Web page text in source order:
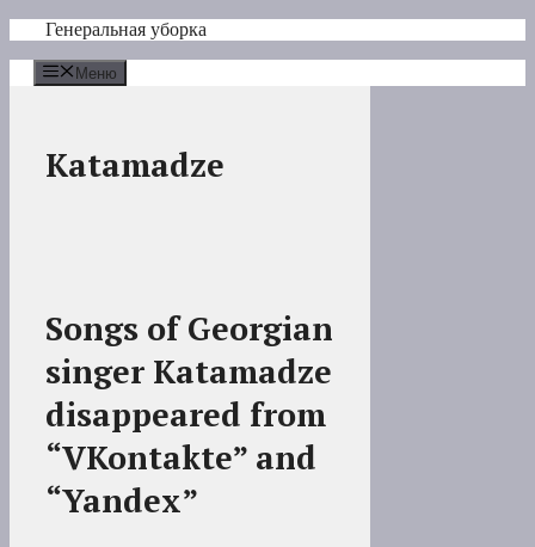
Перейти
содержимому
Генеральная уборка
Меню
Katamadze
Songs of Georgian
singer Katamadze
disappeared from
“VKontakte” and
“Yandex”